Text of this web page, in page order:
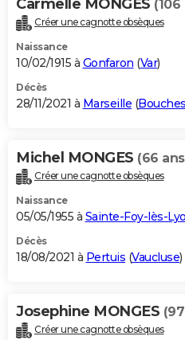
Carmelle MONGES (106
Créer une cagnotte obsèques
Naissance
10/02/1915 à Gonfaron (Var)
Décès
28/11/2021 à Marseille (
Michel MONGES (66
Créer une cagnotte obsèques
Naissance
05/05/1955 à Sainte-Foy-lès-
Décès
18/08/2021 à Pertuis (Vaucluse)
Josephine MONGES
Créer une cagnotte obsèques